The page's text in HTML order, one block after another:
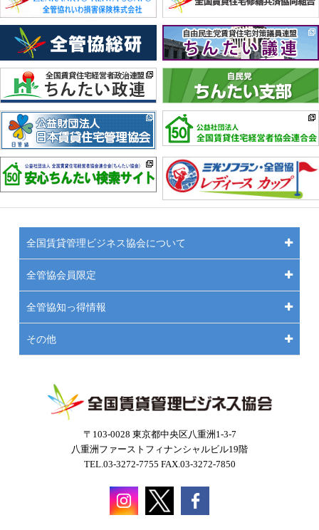
〒103-0028 東京都中央区八重洲1-3-7
八重洲ファーストフィナンシャルビル19階
TEL.03-3272-7755 FAX.03-3272-7850
全国賃貸管理ビジネス協会について
全管協会員限定
全管協知っ得情報
その他